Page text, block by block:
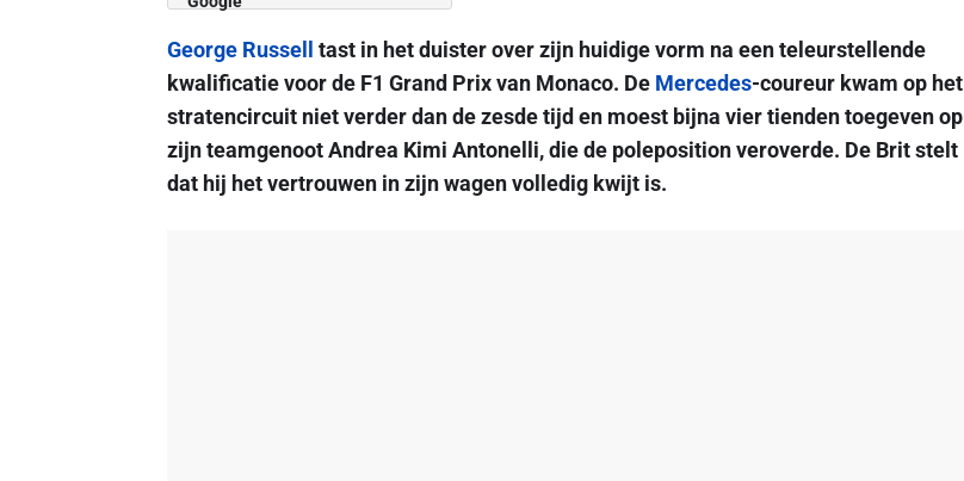
George Russell
tast in het duister over zijn huidige vorm na een teleurstellende
kwalificatie voor de F1 Grand Prix van Monaco. De Mercedes-coureur kwam op het
stratencircuit niet verder dan de zesde tijd en moest bijna vier tienden toegeven op
zijn teamgenoot Andrea Kimi Antonelli, die de poleposition veroverde. De Brit stelt
dat hij het vertrouwen in zijn wagen volledig kwijt is.